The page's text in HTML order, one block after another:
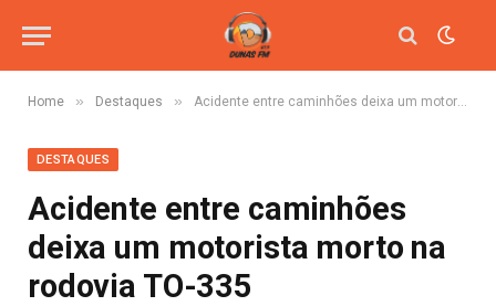
Home » Destaques » Acidente entre caminhões deixa um motorista morto na rodovia TO-335
DESTAQUES
Acidente entre caminhões
deixa um motorista morto na
rodovia TO-335